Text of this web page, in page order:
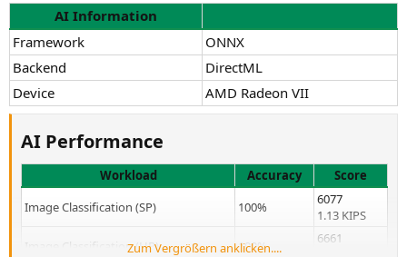
AI Information
Framework
ONNX
Backend
DirectML
Device
AMD Radeon VII
AI Performance​
Workload Accuracy
Score
Image Classification (SP)
100%
6077
1.13 KIPS
Image Classification (HP)
100%
6661
Zum Vergrößern anklicken....